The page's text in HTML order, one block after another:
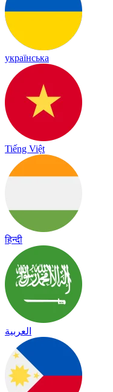
українська
Tiếng Việt
हिन्दी
العربية